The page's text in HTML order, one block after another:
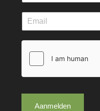
Aanmelden